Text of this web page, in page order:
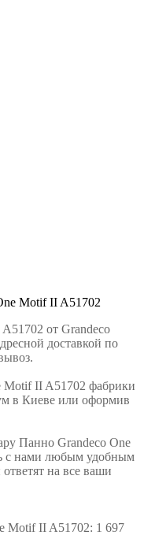
Motif II A51702
от Grandeco
доставкой по
Motif II A51702 фабрики
в Киеве или оформив
Панно Grandeco One
с нами любым удобным
на все ваши
Motif II A51702: 1 697